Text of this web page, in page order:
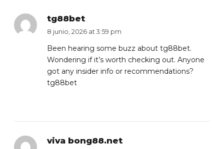
tg88bet
8 junio, 2026 at 3:59 pm
Been hearing some buzz about tg88bet.
Wondering if it’s worth checking out. Anyone
got any insider info or recommendations?
tg88bet
viva bong88.net